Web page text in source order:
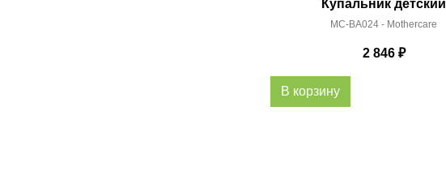
Купальник детский
MC-BA024 - Mothercare
2 846₽
В корзину